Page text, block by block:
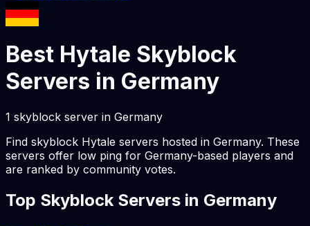
Best Hytale Skyblock
Servers in Germany
1 skyblock server in Germany
Find skyblock Hytale servers hosted in Germany. These
servers offer low ping for Germany-based players and
are ranked by community votes.
Top Skyblock Servers in Germany